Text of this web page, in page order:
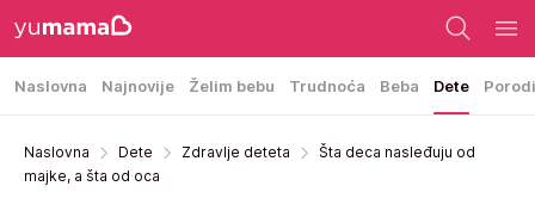
Naslovna Najnovije Želim bebu Trudnoća Beba Dete
Naslovna Dete Zdravlje deteta
Šta deca nasleđuju od
majke, a šta od oca